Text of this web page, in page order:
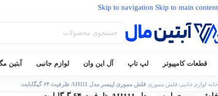
Skip to navigation Skip to main content
قطعات کامپیوتر لپ تاپ آل این وان لوازم جانبی آبتین
خانه لوازم جانبی فلش مموری فلش مموری اپیسر مدل AH111 ظرفیت ۶۴ گیگابایت